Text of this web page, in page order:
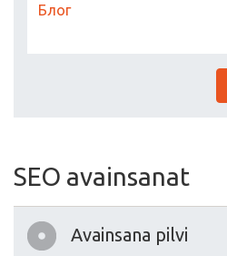
Блог
SEO avainsanat
Avainsana pilvi